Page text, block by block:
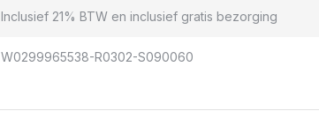
Inclusief 21% BTW en inclusief gratis bezorging
W0299965538-R0302-S090060